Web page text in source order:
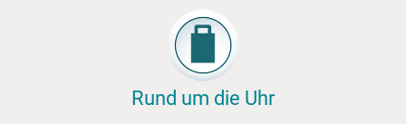
Rund um die Uhr